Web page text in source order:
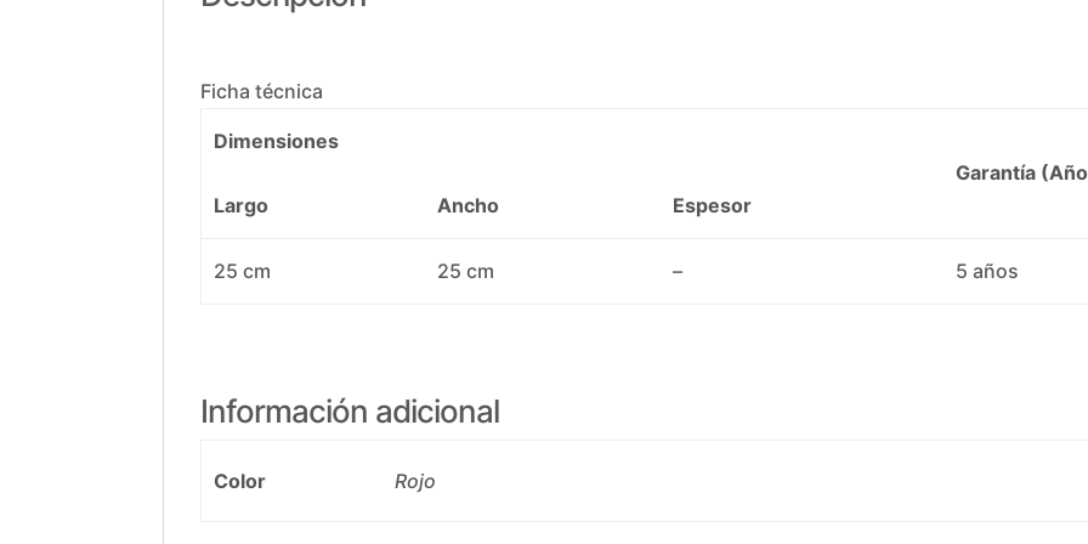
Ficha técnica
Dimensiones
Garantía
Largo
Ancho Espesor
25 cm 25 cm – 5 años
Información adicional
Color Rojo